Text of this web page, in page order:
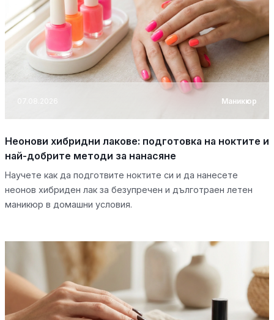
07.08.2026 Маникюр
Неонови хибридни лакове: подготовка на ноктите и
най-добрите методи за нанасяне
Научете как да подготвите ноктите си и да нанесете
неонов хибриден лак за безупречен и дълготраен летен
маникюр в домашни условия.